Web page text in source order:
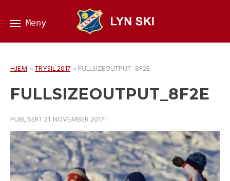
HJEM »TRYSIL 2017 » FULLSIZEOUTPUT_8F2E
FULLSIZEOUTPUT_8F2E
PUBLISERT21. NOVEMBER 2017I